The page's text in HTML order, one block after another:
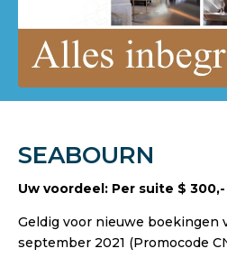
SEABOURN
Uw voordeel: Per suite $
Geldig voor nieuwe boekingen
september 2021 (Promocode